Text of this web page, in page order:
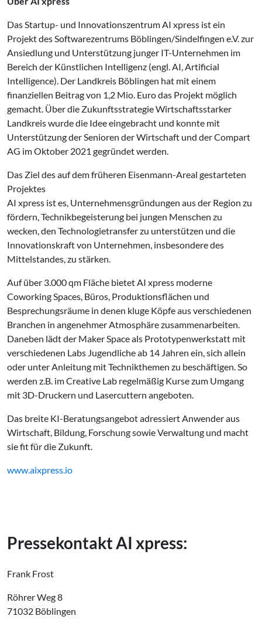
Das Startup- und Innovationszentrum AI xpress ist ein
Projekt des Softwarezentrums Böblingen/Sindelfingen e.V. zur
Ansiedlung und Unterstützung junger IT-Unternehmen im
Bereich der Künstlichen Intelligenz (engl. AI, Artificial
Intelligence). Der Landkreis Böblingen hat mit einem
finanziellen Beitrag von 1,2 Mio. Euro das Projekt möglich
gemacht. Über die Zukunftsstrategie Wirtschaftsstarker
Landkreis wurde die Idee eingebracht und konnte mit
Unterstützung der Senioren der Wirtschaft und der Compart
AG im Oktober 2021 gegründet werden.
Das Ziel des auf dem früheren Eisenmann-Areal gestarteten
Projektes
AI xpress ist es, Unternehmensgründungen aus der Region zu
fördern, Technikbegeisterung bei jungen Menschen zu
wecken, den Technologietransfer zu unterstützen und die
Innovationskraft von Unternehmen, insbesondere des
Mittelstandes, zu stärken.
Auf über 3.000 qm Fläche bietet AI xpress moderne
Coworking Spaces, Büros, Produktionsflächen und
Besprechungsräume in denen kluge Köpfe aus verschiedenen
Branchen in angenehmer Atmosphäre zusammenarbeiten.
Daneben lädt der Maker Space als Prototypenwerkstatt mit
verschiedenen Labs Jugendliche ab 14 Jahren ein, sich allein
oder unter Anleitung mit Technikthemen zu beschäftigen. So
werden z.B. im Creative Lab regelmäßig Kurse zum Umgang
mit 3D-Druckern und Lasercuttern angeboten.
Das breite KI-Beratungsangebot adressiert Anwender aus
Wirtschaft, Bildung, Forschung sowie Verwaltung und macht
sie fit für die Zukunft.
www.aixpress.io
Pressekontakt AI xpress:
Frank Frost
Röhrer Weg 8
71032 Böblingen